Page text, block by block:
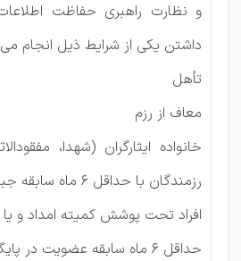
و نظارت راهبری حفاظت
داشتن یکی از شرایط ذیل انجام
تأهل
معاف از رزم
خانواده ایثارگران (شهدا،
رزمندگان با حداقل ۶ ماه سابقه جبهه)
افراد تحت پوشش کمیته امداد و
حداقل ۶ ماه سابقه عضویت در پایگاه مقاومت بسیج